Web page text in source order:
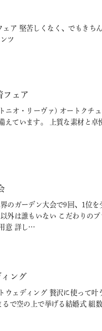
ア 堅苦しくなく、でもきち
ツ
フェア
オ・リーヴァ) オートクチ
ています。 上質な素材と
のガーデン大会で9回、1位
外は誰もいない こだわりの
意 詳し…
ング
ウェディング 贅沢に使って
空の上で挙げる結婚式 組